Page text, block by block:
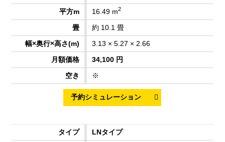
16.49 m2
約 10.1 畳
3.13 × 5.27 × 2.66
34,100 円
※
LNタイプ